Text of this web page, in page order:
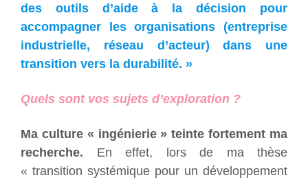
des outils d’aide à la décision pour
accompagner les organisations (entreprise
industrielle, réseau d’acteur) dans une
transition vers la durabilité. »
Quels sont vos sujets d’exploration ?
Ma culture « ingénierie » teinte fortement ma
recherche. En effet, lors de ma thèse
« transition systémique pour un développement